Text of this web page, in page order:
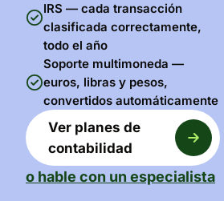
IRS — cada transacción
clasificada correctamente,
todo el año
Soporte multimoneda —
euros, libras y pesos,
convertidos automáticamente
Ver planes de
contabilidad
o hable con un especialista